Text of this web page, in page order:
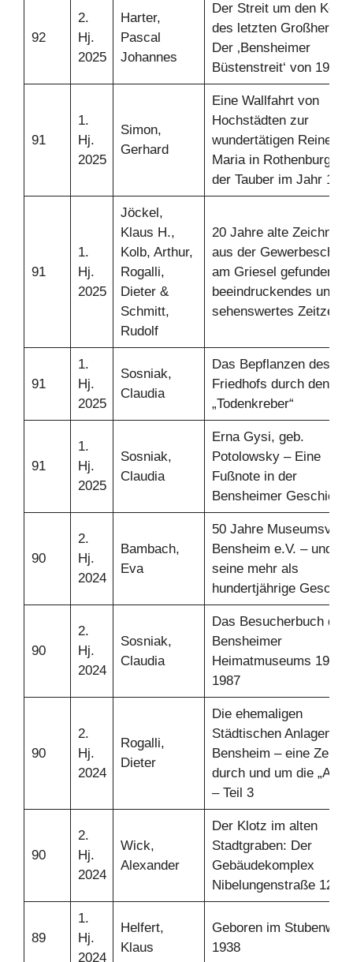
92
2.
Hj.
2025
Harter,
Pascal
Johannes
Der Streit um den Kopf
des letzten
Der ‚Bensheimer
Büstenstreit‘ von 1922
91
1.
Hj.
2025
Simon,
Gerhard
Eine Wallfahrt von
Hochstädten zur
wundertätigen Reinen
Maria in Rothenburg ob
der Tauber im Jahr
91
1.
Hj.
2025
Jöckel,
Klaus H.,
Kolb, Arthur,
Rogalli,
Dieter &
Schmitt,
Rudolf
20 Jahre alte
aus der Gewerbeschule
am Griesel gefunden –
beeindruckendes und
sehenswertes
91
1.
Hj.
2025
Sosniak,
Claudia
Das Bepflanzen des
Friedhofs durch den
„Todenkreber“
91
1.
Hj.
2025
Sosniak,
Claudia
Erna Gysi, geb.
Potolowsky – Eine
Fußnote in der
Bensheimer Geschichte
90
2.
Hj.
2024
Bambach,
Eva
50 Jahre
Bensheim e.V. – und
seine mehr als
hundertjährige
90
2.
Hj.
2024
Sosniak,
Claudia
Das Besucherbuch des
Bensheimer
Heimatmuseums 1909-
1987
90
2.
Hj.
2024
Rogalli,
Dieter
Die ehemaligen
Städtischen Anlagen in
Bensheim – eine
durch und um die
– Teil 3
90
2.
Hj.
2024
Wick,
Alexander
Der Klotz im alten
Stadtgraben: Der
Gebäudekomplex
Nibelungenstraße 12
89
1.
Hj.
2024
Helfert,
Klaus
Geboren im Stubenwald
1938